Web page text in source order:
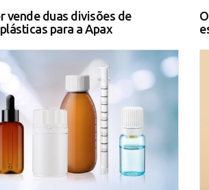
vende duas divisões de
para a Apax